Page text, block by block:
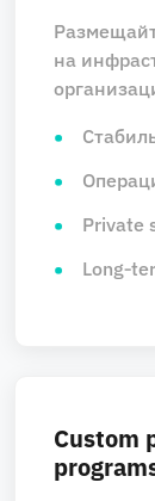
на
Private
Custom